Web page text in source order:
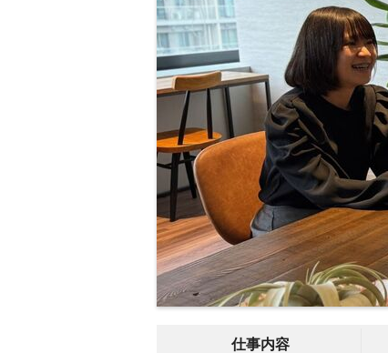
仕事内容